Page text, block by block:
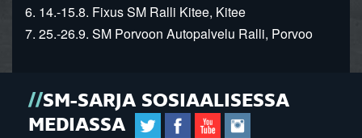
6. 14.-15.8. Fixus SM Ralli Kitee, Kitee
7. 25.-26.9. SM Porvoon Autopalvelu Ralli, Porvoo
SM-SARJA SOSIAALISESSA
MEDIASSA